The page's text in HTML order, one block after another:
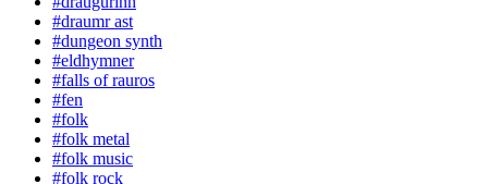
#draumr ast
#dungeon synth
#eldhymner
#falls of rauros
#fen
#folk
#folk metal
#folk music
#folk rock